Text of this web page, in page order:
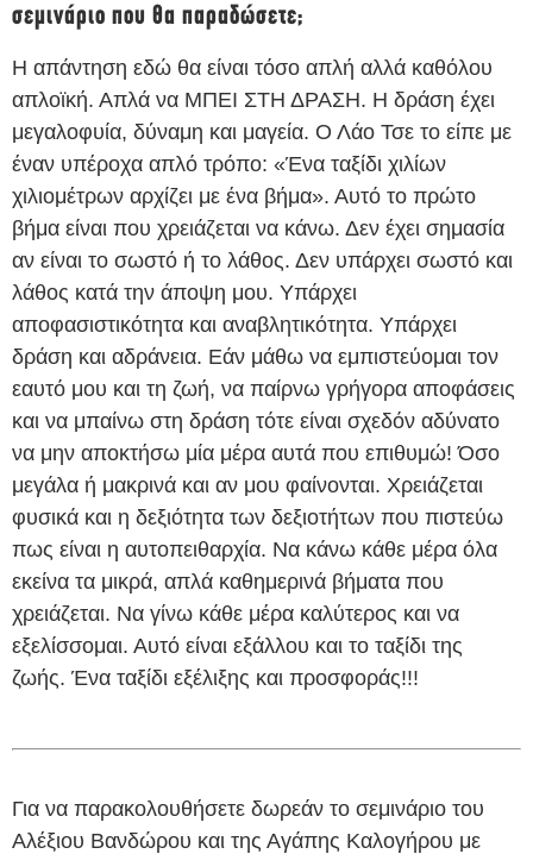
σεμινάριο που θα παραδώσετε;
Η απάντηση εδώ θα είναι τόσο απλή αλλά καθόλου
απλοϊκή. Απλά να ΜΠΕΙ ΣΤΗ ΔΡΑΣΗ. Η δράση έχει
μεγαλοφυία, δύναμη και μαγεία. Ο Λάο Τσε το είπε με
έναν υπέροχα απλό τρόπο: «Ένα ταξίδι χιλίων
χιλιομέτρων αρχίζει με ένα βήμα». Αυτό το πρώτο
βήμα είναι που χρειάζεται να κάνω. Δεν έχει σημασία
αν είναι το σωστό ή το λάθος. Δεν υπάρχει σωστό και
λάθος κατά την άποψη μου. Υπάρχει
αποφασιστικότητα και αναβλητικότητα. Υπάρχει
δράση και αδράνεια. Εάν μάθω να εμπιστεύομαι τον
εαυτό μου και τη ζωή, να παίρνω γρήγορα αποφάσεις
και να μπαίνω στη δράση τότε είναι σχεδόν αδύνατο
να μην αποκτήσω μία μέρα αυτά που επιθυμώ! Όσο
μεγάλα ή μακρινά και αν μου φαίνονται. Χρειάζεται
φυσικά και η δεξιότητα των δεξιοτήτων που πιστεύω
πως είναι η αυτοπειθαρχία. Να κάνω κάθε μέρα όλα
εκείνα τα μικρά, απλά καθημερινά βήματα που
χρειάζεται. Να γίνω κάθε μέρα καλύτερος και να
εξελίσσομαι. Αυτό είναι εξάλλου και το ταξίδι της
ζωής. Ένα ταξίδι εξέλιξης και προσφοράς!!!
Για να παρακολουθήσετε δωρεάν το σεμινάριο του
Αλέξιου Βανδώρου και της Αγάπης Καλογήρου με